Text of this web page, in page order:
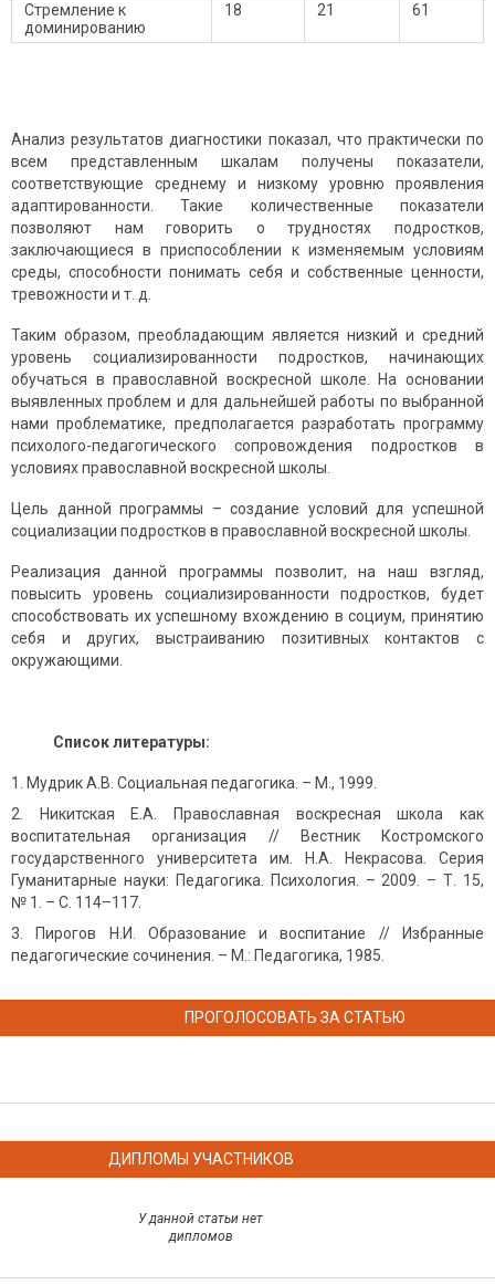
Стремление к
доминированию
18 21 61
Анализ результатов диагностики показал, что практически по
всем представленным шкалам получены показатели,
соответствующие среднему и низкому уровню проявления
адаптированности. Такие количественные показатели
позволяют нам говорить о трудностях подростков,
заключающиеся в приспособлении к изменяемым условиям
среды, способности понимать себя и собственные ценности,
тревожности и т. д.
Таким образом, преобладающим является низкий и средний
уровень социализированности подростков, начинающих
обучаться в православной воскресной школе. На основании
выявленных проблем и для дальнейшей работы по выбранной
нами проблематике, предполагается разработать программу
психолого-педагогического сопровождения подростков в
условиях православной воскресной школы.
Цель данной программы – создание условий для успешной
социализации подростков в православной воскресной школы.
Реализация данной программы позволит, на наш взгляд,
повысить уровень социализированности подростков, будет
способствовать их успешному вхождению в социум, принятию
себя и других, выстраиванию позитивных контактов с
окружающими.
Список литературы:
Мудрик А.В. Социальная педагогика. – М., 1999.
Никитская Е.А. Православная воскресная школа как
воспитательная организация // Вестник Костромского
государственного университета им. Н.А. Некрасова. Серия
Гуманитарные науки: Педагогика. Психология. – 2009. – Т. 15,
№ 1. – С. 114–117.
Пирогов Н.И. Образование и воспитание // Избранные
педагогические сочинения. – М.: Педагогика, 1985.
ПРОГОЛОСОВАТЬ ЗА СТАТЬЮ
ДИПЛОМЫ УЧАСТНИКОВ
У данной статьи нет
дипломов